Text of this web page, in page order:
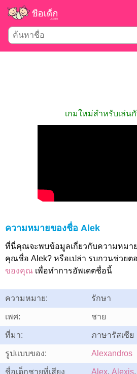
เกมใหม่สำหรับเล่น
ความหมายของชื่อ Alek
ที่นี่คุณจะพบข้อมูลเกี่ยวกับความหมา
คุณชื่อ Alek? หรือเปล่า รบกวนช่วยต
ของคุณ เพื่อทำการอัพเดตชื่อนี้
ความหมาย: รักษา
เพศ: ชาย
ที่มา: ภาษารัสเซีย
รูปแบบของ: Alexandros
ชื่อเด็กชายที่เสียง
Alex, Alexis,